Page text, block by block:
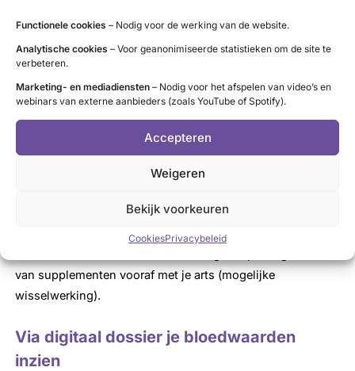
Functionele cookies – Nodig voor de werking van de website.
Analytische cookies – Voor geanonimiseerde statistieken om de site te
verbeteren.
Marketing- en mediadiensten – Nodig voor het afspelen van video’s en
webinars van externe aanbieders (zoals YouTube of Spotify).
Accepteren
Weigeren
Bekijk voorkeuren
CookiesPrivacybeleid
Controleer in de apotheek of je hetzelfde merk
schildkliermedicijn hebt meegekregen.
vragen & antwoorden bijLevothyroxinegebruik.
Wees precies met innemen; schildkliermedicatie is een
Heb geduld. Het duurt minstens 6 weken voordat je
bloedprikken geeft dus geen goed beeld.
van supplementen vooraf met je arts (mogelijke
wisselwerking).
Via digitaal dossier je bloedwaarden
inzien